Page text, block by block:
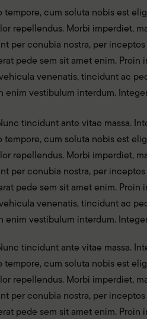
tempore, cum soluta nobis est
repellendus. Morbi imperdiet,
per conubia nostra, per
pede sem sit amet enim.
venenatis, tincidunt ac
enim vestibulum interdum.
tincidunt ante vitae massa.
tempore, cum soluta nobis est
repellendus. Morbi imperdiet,
per conubia nostra, per
pede sem sit amet enim.
venenatis, tincidunt ac
enim vestibulum interdum.
tincidunt ante vitae massa.
tempore, cum soluta nobis est
repellendus. Morbi imperdiet,
per conubia nostra, per
pede sem sit amet enim.